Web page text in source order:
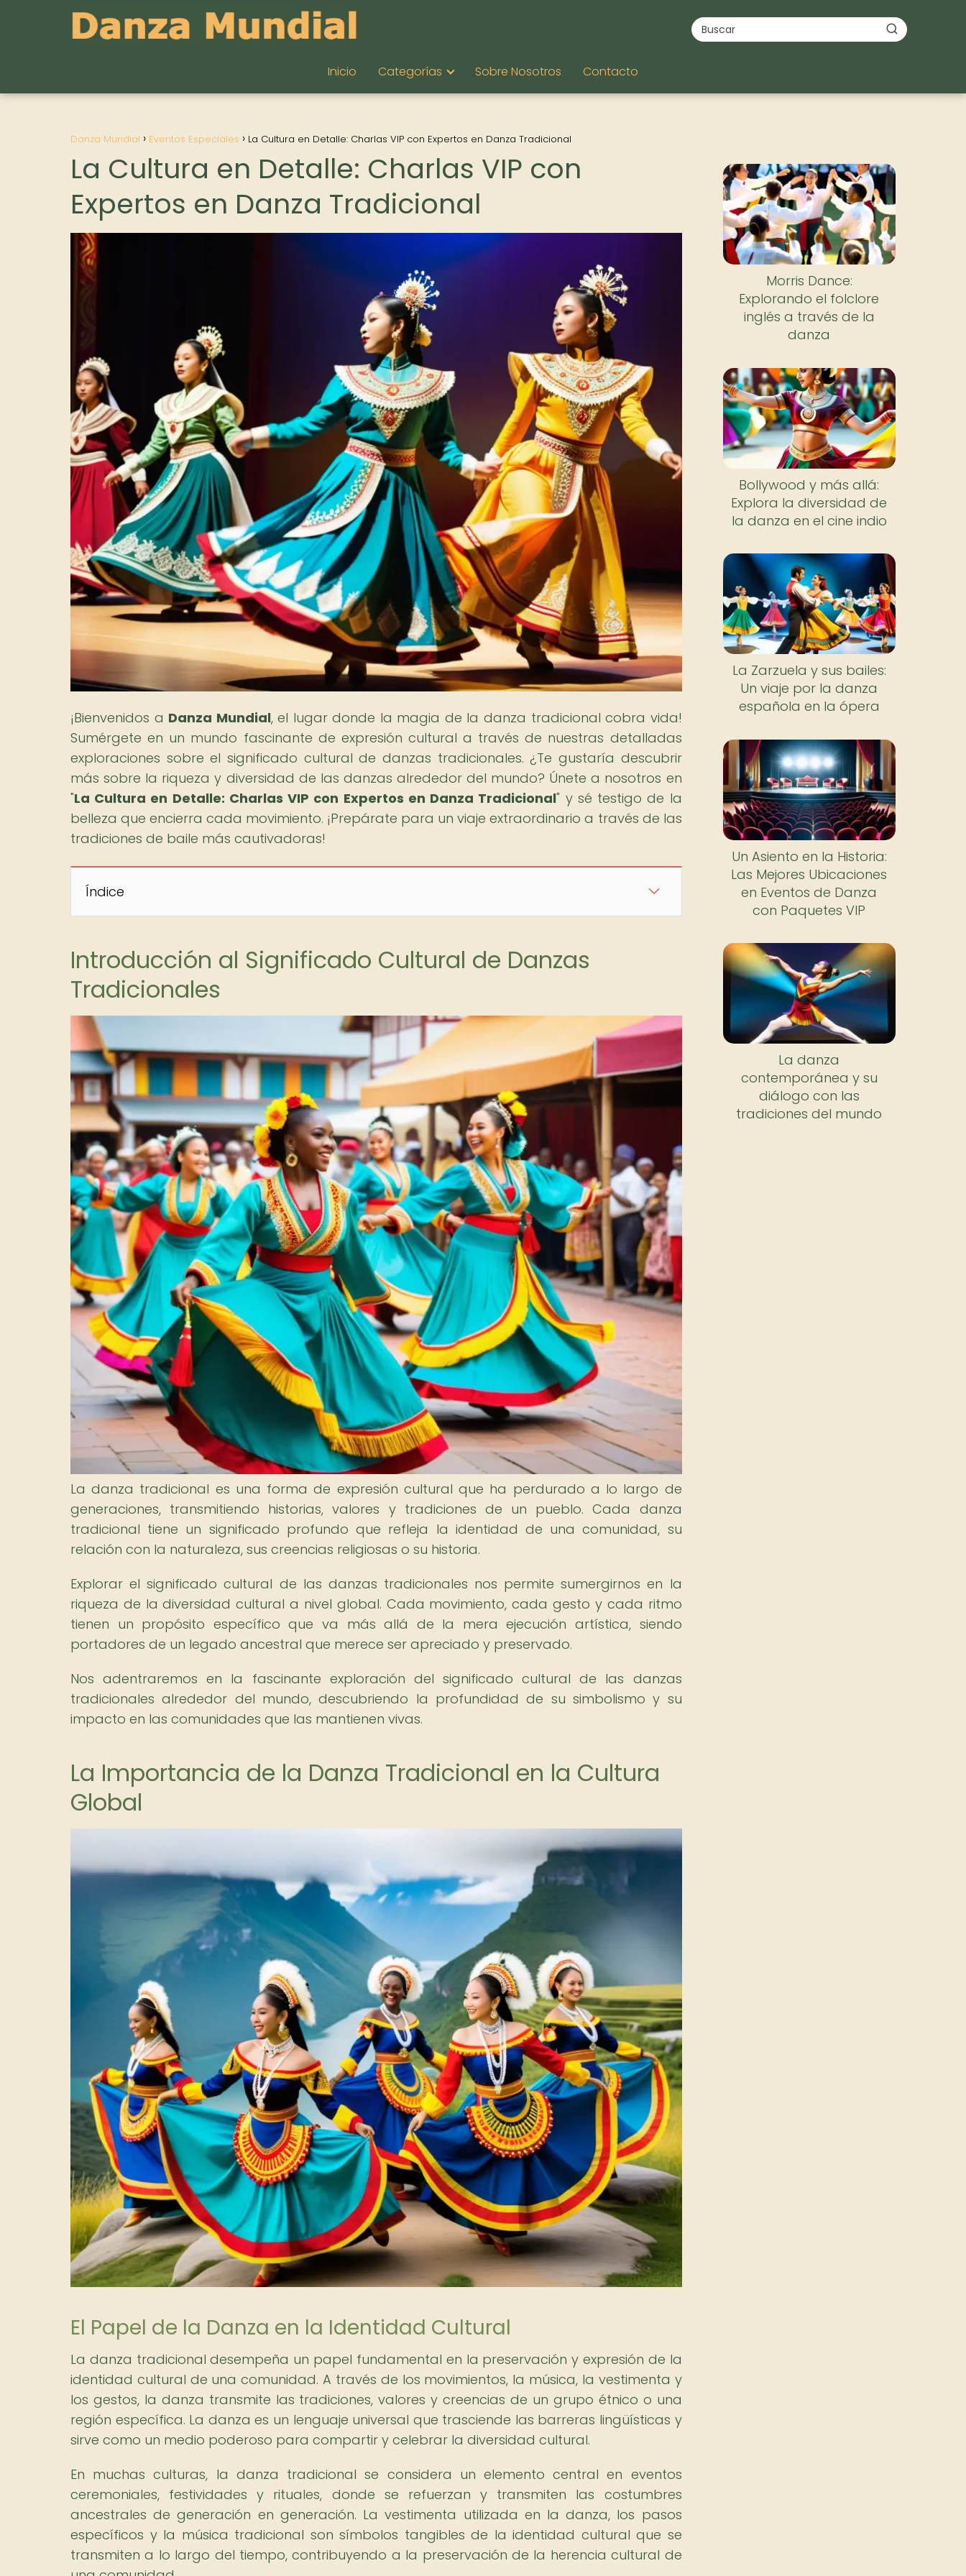
Inicio Categorías Sobre Nosotros Contacto
Danza Mundial Eventos Especiales La Cultura en Detalle: Charlas VIP con Expertos en Danza Tradicional
La Cultura en Detalle: Charlas VIP con
Expertos en Danza Tradicional
¡Bienvenidos a Danza Mundial, el lugar donde la magia de la danza tradicional cobra vida!
Sumérgete en un mundo fascinante de expresión cultural a través de nuestras detalladas
exploraciones sobre el significado cultural de danzas tradicionales. ¿Te gustaría descubrir
más sobre la riqueza y diversidad de las danzas alrededor del mundo? Únete a nosotros en
"La Cultura en Detalle: Charlas VIP con Expertos en Danza Tradicional" y sé testigo de la
belleza que encierra cada movimiento. ¡Prepárate para un viaje extraordinario a través de las
tradiciones de baile más cautivadoras!
Índice
Introducción al Significado Cultural de Danzas
Tradicionales
La danza tradicional es una forma de expresión cultural que ha perdurado a lo largo de
generaciones, transmitiendo historias, valores y tradiciones de un pueblo. Cada danza
tradicional tiene un significado profundo que refleja la identidad de una comunidad, su
relación con la naturaleza, sus creencias religiosas o su historia.
Explorar el significado cultural de las danzas tradicionales nos permite sumergirnos en la
riqueza de la diversidad cultural a nivel global. Cada movimiento, cada gesto y cada ritmo
tienen un propósito específico que va más allá de la mera ejecución artística, siendo
portadores de un legado ancestral que merece ser apreciado y preservado.
Nos adentraremos en la fascinante exploración del significado cultural de las danzas
tradicionales alrededor del mundo, descubriendo la profundidad de su simbolismo y su
impacto en las comunidades que las mantienen vivas.
La Importancia de la Danza Tradicional en la Cultura
Global
El Papel de la Danza en la Identidad Cultural
La danza tradicional desempeña un papel fundamental en la preservación y expresión de la
identidad cultural de una comunidad. A través de los movimientos, la música, la vestimenta y
los gestos, la danza transmite las tradiciones, valores y creencias de un grupo étnico o una
región específica. La danza es un lenguaje universal que trasciende las barreras lingüísticas y
sirve como un medio poderoso para compartir y celebrar la diversidad cultural.
En muchas culturas, la danza tradicional se considera un elemento central en eventos
ceremoniales, festividades y rituales, donde se refuerzan y transmiten las costumbres
ancestrales de generación en generación. La vestimenta utilizada en la danza, los pasos
específicos y la música tradicional son símbolos tangibles de la identidad cultural que se
transmiten a lo largo del tiempo, contribuyendo a la preservación de la herencia cultural de
Morris Dance:
Explorando el folclore
inglés a través de la
danza
Bollywood y más allá:
Explora la diversidad de
la danza en el cine indio
La Zarzuela y sus bailes:
Un viaje por la danza
española en la ópera
Un Asiento en la Historia:
Las Mejores Ubicaciones
en Eventos de Danza
con Paquetes VIP
La danza
contemporánea y su
diálogo con las
tradiciones del mundo